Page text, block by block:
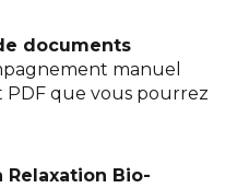
documents
manuel
que vous pourrez
Relaxation Bio-